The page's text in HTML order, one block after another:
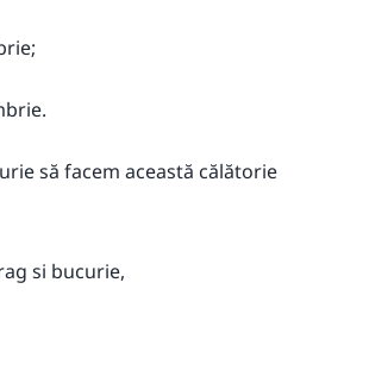
să facem această călătorie
si bucurie,